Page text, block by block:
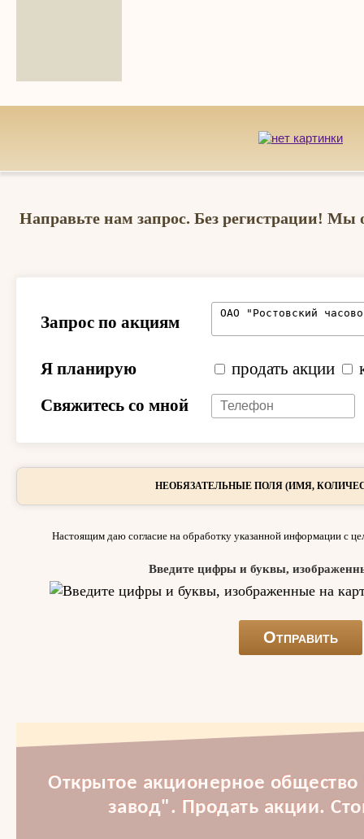
Направьте нам запрос. Без регистрации! Мы
Запрос по акциям
Я планирую продать акции
Свяжитесь со мной
НЕОБЯЗАТЕЛЬНЫЕ ПОЛЯ (ИМЯ,
Настоящим даю согласие на обработку указанной информации с
Введите цифры и буквы,
Открытое акционерное общество
завод". Продать акции.